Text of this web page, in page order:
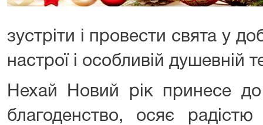
зустріти і провести свята у
настрої і особливій душевній
Нехай Новий рік принесе
благоденство, осяє